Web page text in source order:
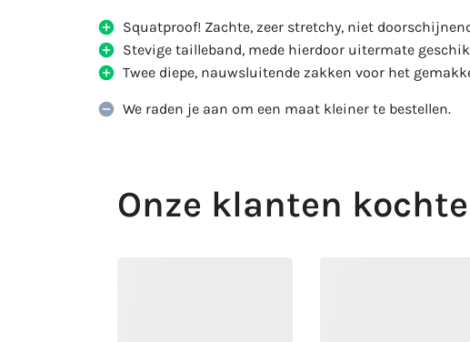
Squatproof! Zachte, zeer stretchy, niet
Stevige tailleband, mede hierdoor uitermate
Twee diepe, nauwsluitende zakken voor het
We raden je aan om een maat kleiner te bestellen.
Onze klanten